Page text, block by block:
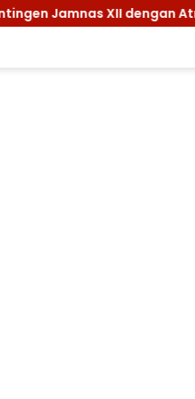
dan Motivasi, Incar